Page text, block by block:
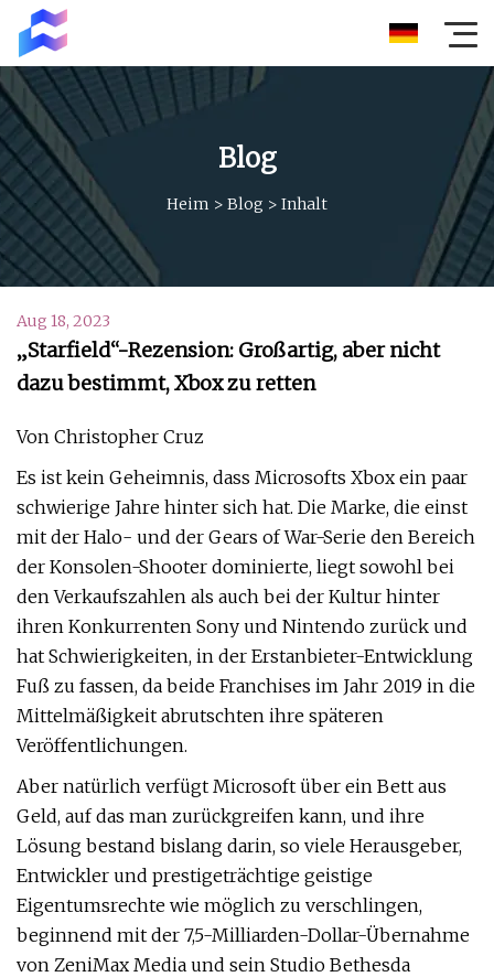
Blog
Heim > Blog > Inhalt
Aug 18, 2023
„Starfield“-Rezension: Großartig, aber nicht
dazu bestimmt, Xbox zu retten
Von Christopher Cruz
Es ist kein Geheimnis, dass Microsofts Xbox ein paar
schwierige Jahre hinter sich hat. Die Marke, die einst
mit der Halo- und der Gears of War-Serie den Bereich
der Konsolen-Shooter dominierte, liegt sowohl bei
den Verkaufszahlen als auch bei der Kultur hinter
ihren Konkurrenten Sony und Nintendo zurück und
hat Schwierigkeiten, in der Erstanbieter-Entwicklung
Fuß zu fassen, da beide Franchises im Jahr 2019 in die
Mittelmäßigkeit abrutschten ihre späteren
Veröffentlichungen.
Aber natürlich verfügt Microsoft über ein Bett aus
Geld, auf das man zurückgreifen kann, und ihre
Lösung bestand bislang darin, so viele Herausgeber,
Entwickler und prestigeträchtige geistige
Eigentumsrechte wie möglich zu verschlingen,
beginnend mit der 7,5-Milliarden-Dollar-Übernahme
von ZeniMax Media und sein Studio Bethesda